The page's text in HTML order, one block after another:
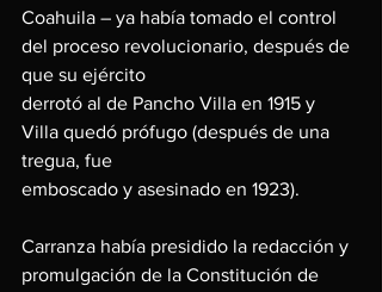
Coahuila – ya había tomado el control
del proceso revolucionario, después de
que su ejército
derrotó al de Pancho Villa en 1915 y
Villa quedó prófugo (después de una
tregua, fue
emboscado y asesinado en 1923).
Carranza había presidido la redacción y
promulgación de la Constitución de